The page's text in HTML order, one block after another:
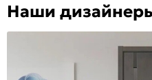
Наши